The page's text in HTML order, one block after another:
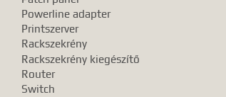
Powerline adapter
Printszerver
Rackszekrény
Rackszekrény kiegészítő
Router
Switch